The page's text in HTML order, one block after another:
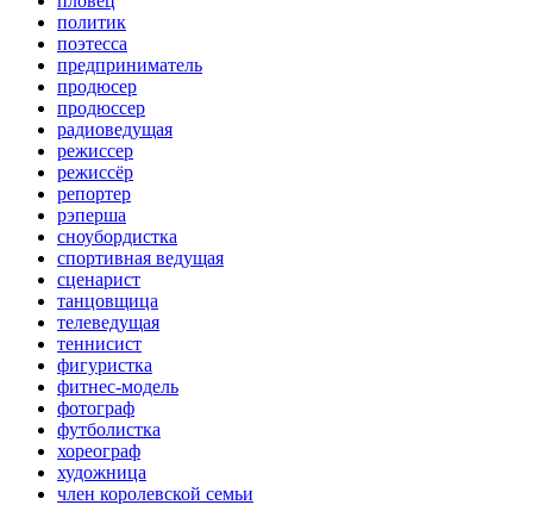
политик
поэтесса
предприниматель
продюсер
продюссер
радиоведущая
режиссер
режиссёр
репортер
рэперша
сноубордистка
спортивная ведущая
сценарист
танцовщица
телеведущая
теннисист
фигуристка
фитнес-модель
фотограф
футболистка
хореограф
художница
член королевской семьи